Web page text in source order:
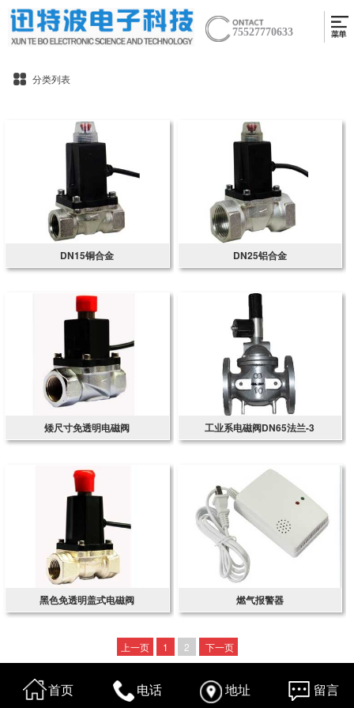
75527770633
分类列表
DN15铜合金 DN25铝合金
矮尺寸免透明电磁阀 工业系电磁阀DN65法兰-3
黑色免透明盖式电磁阀 燃气报警器
上一页 1 2 下一页
首页 电话 地址 留言